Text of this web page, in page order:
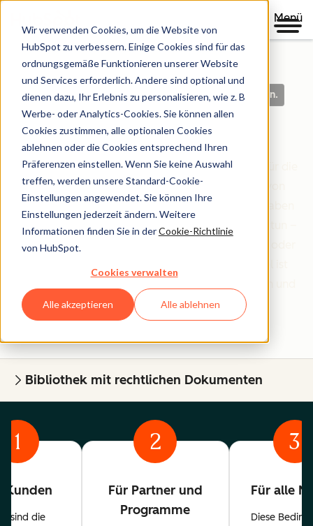
Wir verwenden Cookies, um die Website von
HubSpot zu verbessern. Einige Cookies sind für das
ordnungsgemäße Funktionieren unserer Website
und Services erforderlich. Andere sind optional und
dienen dazu, Ihr Erlebnis zu personalisieren, wie z. B
Werbe- oder Analytics-Cookies. Sie können allen
Cookies zustimmen, alle optionalen Cookies
ablehnen oder die Cookies entsprechend Ihren
Präferenzen einstellen. Wenn Sie keine Auswahl
treffen, werden unsere Standard-Cookie-
Einstellungen angewendet. Sie können Ihre
Einstellungen jederzeit ändern. Weitere
Informationen finden Sie in derCookie-Richtlinie
von HubSpot.
Cookies verwalten
Alle akzeptieren Alle ablehnen
Menü
Klare Richtlinien. Auf der Grundlage von Vertrauen.
Legal Center
Das Legal Center ist Ihre umfassende Ressource für die
Bedingungen, Richtlinien und Vereinbarungen von
HubSpot, die Ihre Beziehung zu uns regeln. Wir haben
alles danach organisiert, wer Sie sind und was Sie tun –
egal ob Sie Kundin oder Kunde sind, Partner sind oder
leicht verständlich zu machen.
Bibliothek mit rechtlichen Dokumenten
1
Kunden
sind die
2
Für Partner und
Programme
3
Für alle
Diese